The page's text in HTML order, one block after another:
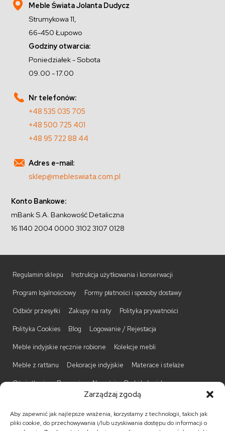
Zarządzaj zgodą
Aby zapewnić jak najlepsze wrażenia, korzystamy z technologii, takich jak
pliki cookie, do przechowywania i/lub uzyskiwania dostępu do informacji o
Meble Świata Jolanta Dudycz
Strumykowa 11,
66-450 Łupowo
Godziny otwarcia:
Poniedziałek - Sobota
09.00 - 17.00
Nr telefonów:
+48 535 035 705
+48 500 725 401
+48 95 722 88 44
Adres e-mail:
sklep@mebleswiata.com.pl
Konto Bankowe:
mBank S.A. Bankowość Detaliczna
16 1140 2004 0000 3102 3107 0128
Regulamin sklepu Instrukcja użytkowania i konserwacji
Program lojalnościowy Formy płatności i sposoby dostawy
Odbiór przesyłki Zakupy na raty Polityka prywatności
Polityka Cookies Blog Logowanie / Rejestacja
Meble indyjskie ręcznie robione Kolekcje mebli
Meble z rattanu Dekoracje indyjskie Materace i stelaże
Oświetlenie Promocje Nowości Barki kolonialne
Komody kolonialne Krzesła kolonialne
Kufry indyjskie Ławki kolonialne Łóżka kolonialne